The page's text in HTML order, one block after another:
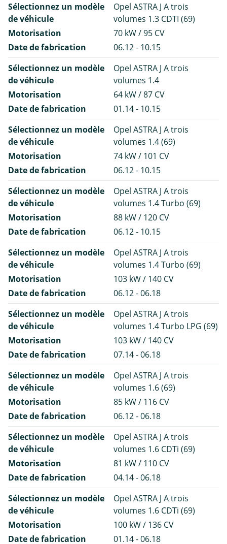
Sélectionnez un modèle
de véhicule
Opel ASTRA J A trois
volumes 1.3 CDTI (69)
Motorisation
70 kW / 95 CV
Date de fabrication
06.12 - 10.15
Sélectionnez un modèle
de véhicule
Opel ASTRA J A trois
volumes 1.4
Motorisation
64 kW / 87 CV
Date de fabrication
01.14 - 10.15
Sélectionnez un modèle
de véhicule
Opel ASTRA J A trois
volumes 1.4 (69)
Motorisation
74 kW / 101 CV
Date de fabrication
06.12 - 10.15
Sélectionnez un modèle
de véhicule
Opel ASTRA J A trois
volumes 1.4 Turbo (69)
Motorisation
88 kW / 120 CV
Date de fabrication
06.12 - 10.15
Sélectionnez un modèle
de véhicule
Opel ASTRA J A trois
volumes 1.4 Turbo (69)
Motorisation
103 kW / 140 CV
Date de fabrication
06.12 - 06.18
Sélectionnez un modèle
de véhicule
Opel ASTRA J A trois
volumes 1.4 Turbo LPG (69)
Motorisation
103 kW / 140 CV
Date de fabrication
07.14 - 06.18
Sélectionnez un modèle
de véhicule
Opel ASTRA J A trois
volumes 1.6 (69)
Motorisation
85 kW / 116 CV
Date de fabrication
06.12 - 06.18
Sélectionnez un modèle
de véhicule
Opel ASTRA J A trois
volumes 1.6 CDTi (69)
Motorisation
81 kW / 110 CV
Date de fabrication
04.14 - 06.18
Sélectionnez un modèle
de véhicule
Opel ASTRA J A trois
volumes 1.6 CDTi (69)
Motorisation
100 kW / 136 CV
Date de fabrication
01.14 - 06.18